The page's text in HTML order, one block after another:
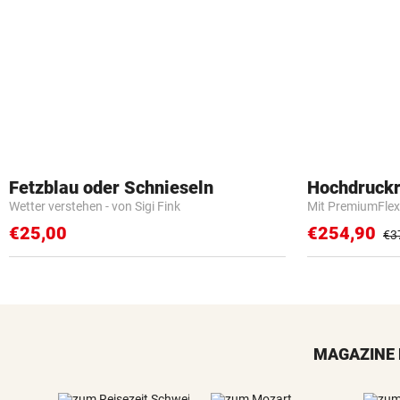
Fetzblau oder Schnieseln
Wetter verstehen - von Sigi Fink
€25,00
Mit
€254,90
MAGAZINE